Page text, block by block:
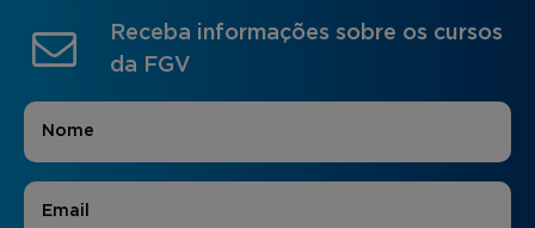
Receba informações sobre os cursos
da FGV
Nome
E-mail